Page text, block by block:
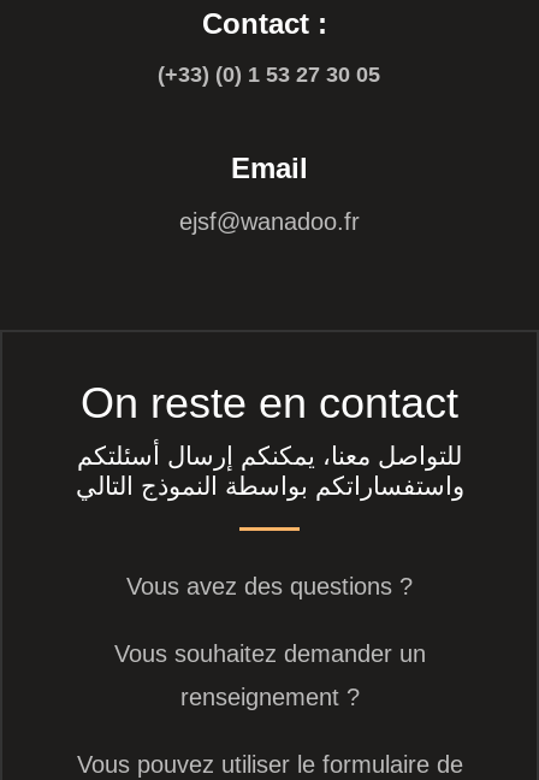
Contact :
(+33) (0) 1 53 27 30 05
Email
ejsf@wanadoo.fr
On reste en contact
للتواصل معنا، يمكنكم إرسال أسئلتكم
واستفساراتكم بواسطة النموذج التالي
Vous avez des questions ?
Vous souhaitez demander un
renseignement ?
Vous pouvez utiliser le formulaire de